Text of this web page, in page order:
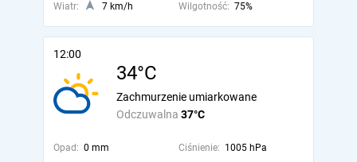
Wiatr:
7 km/h Wilgotność: 75%
12:00
34°C
Odczuwalna 37°C
Zachmurzenie umiarkowane
Opad: 0 mm Ciśnienie: 1005 hPa